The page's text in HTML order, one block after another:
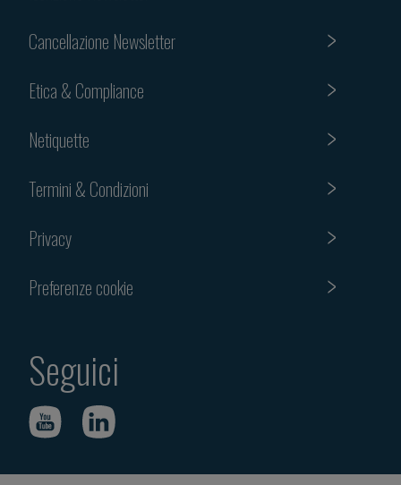
Cancellazione Newsletter
Etica & Compliance
Netiquette
Termini & Condizioni
Privacy
Preferenze cookie
Seguici